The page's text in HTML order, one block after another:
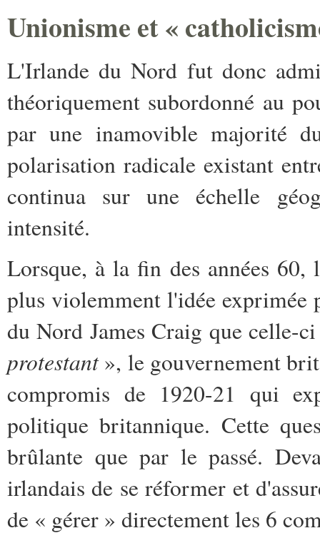
Unionisme et «
L'Irlande du Nord fut donc
théoriquement subordonné au
par une inamovible majorité
polarisation radicale existant
continua sur une échelle
intensité.
Lorsque, à la fin des années
plus violemment l'idée
du Nord James Craig que celle-
protestant», le gouvernement
compromis de 1920-21 qui
politique britannique. Cette
brûlante que par le passé.
irlandais de se réformer et
de « gérer » directement les 6